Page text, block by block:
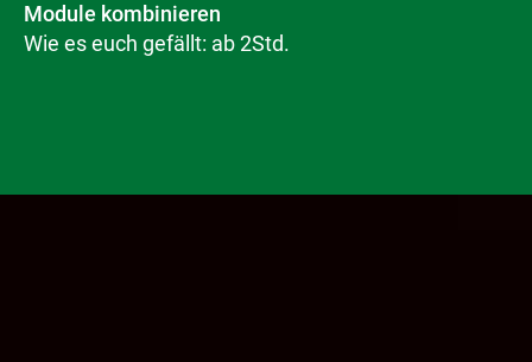
Module kombinieren
Wie es euch gefällt: ab 2Std.